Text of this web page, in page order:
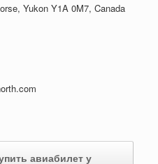
Yukon Y1A 0M7, Canada
авиабилет у